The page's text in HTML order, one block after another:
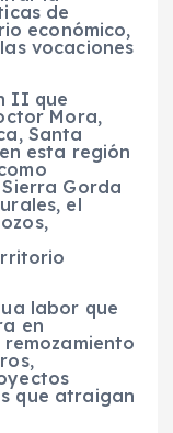
de
económico,
vocaciones
II que
Mora,
Santa
esta región
Gorda
el
labor que
en
que atraigan